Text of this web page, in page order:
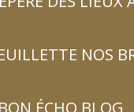
NOS
ÉCHO BLOG
: non conforme